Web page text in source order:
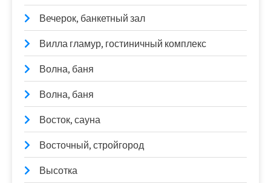
Вечерок, банкетный зал
Вилла гламур, гостиничный комплекс
Волна, баня
Волна, баня
Восток, сауна
Восточный, стройгород
Высотка